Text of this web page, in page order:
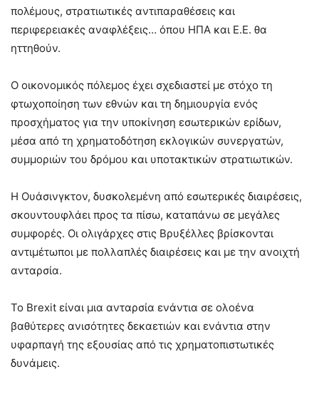
πολέμους, στρατιωτικές αντιπαραθέσεις και
περιφερειακές αναφλέξεις… όπου ΗΠΑ και Ε.Ε. θα
ηττηθούν.
Ο οικονομικός πόλεμος έχει σχεδιαστεί με στόχο τη
φτωχοποίηση των εθνών και τη δημιουργία ενός
προσχήματος για την υποκίνηση εσωτερικών ερίδων,
μέσα από τη χρηματοδότηση εκλογικών συνεργατών,
συμμοριών του δρόμου και υποτακτικών στρατιωτικών.
Η Ουάσινγκτον, δυσκολεμένη από εσωτερικές διαιρέσεις,
σκουντουφλάει προς τα πίσω, καταπάνω σε μεγάλες
συμφορές. Οι ολιγάρχες στις Βρυξέλλες βρίσκονται
αντιμέτωποι με πολλαπλές διαιρέσεις και με την ανοιχτή
ανταρσία.
Το Brexit είναι μια ανταρσία ενάντια σε ολοένα
βαθύτερες ανισότητες δεκαετιών και ενάντια στην
υφαρπαγή της εξουσίας από τις χρηματοπιστωτικές
δυνάμεις.